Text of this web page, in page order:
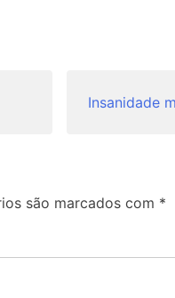
Insanidade
são marcados com *